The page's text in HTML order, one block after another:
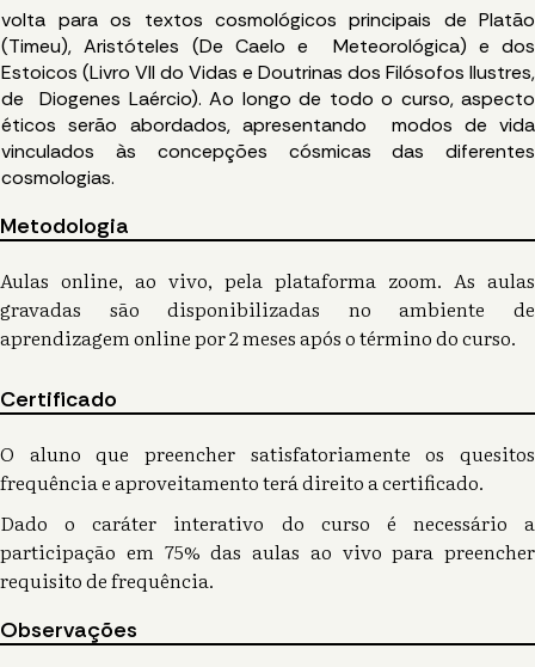
volta para os textos cosmológicos principais de Platão
(Timeu), Aristóteles (De Caelo e Meteorológica) e dos
Estoicos (Livro VII do Vidas e Doutrinas dos Filósofos Ilustres,
de Diogenes Laércio). Ao longo de todo o curso, aspecto
éticos serão abordados, apresentando modos de vida
vinculados às concepções cósmicas das diferentes
cosmologias.
Metodologia
Aulas online, ao vivo, pela plataforma zoom. As aulas
gravadas são disponibilizadas no ambiente de
aprendizagem online por 2 meses após o término do curso.
Certificado
O aluno que preencher satisfatoriamente os quesitos
frequência e aproveitamento terá direito a certificado.
Dado o caráter interativo do curso é necessário a
participação em 75% das aulas ao vivo para preencher
requisito de frequência.
Observações